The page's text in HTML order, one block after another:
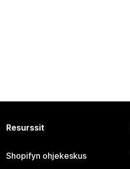
Resurssit
Shopifyn ohjekeskus